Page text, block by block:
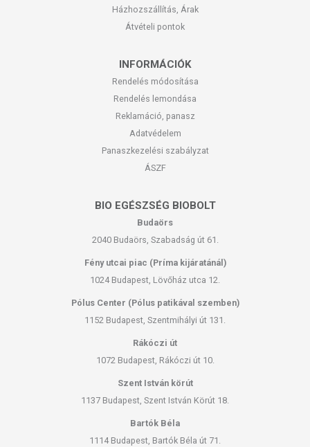
Házhozszállítás, Árak
Átvételi pontok
INFORMÁCIÓK
Rendelés módosítása
Rendelés lemondása
Reklamáció, panasz
Adatvédelem
Panaszkezelési szabályzat
ÁSZF
BIO EGÉSZSÉG BIOBOLT
Budaörs
2040 Budaörs, Szabadság út 61.
Fény utcai piac (Príma kijáratánál)
1024 Budapest, Lövőház utca 12.
Pólus Center (Pólus patikával szemben)
1152 Budapest, Szentmihályi út 131.
Rákóczi út
1072 Budapest, Rákóczi út 10.
Szent István körút
1137 Budapest, Szent István Körút 18.
Bartók Béla
1114 Budapest, Bartók Béla út 71.